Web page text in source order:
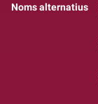
Noms alternatius